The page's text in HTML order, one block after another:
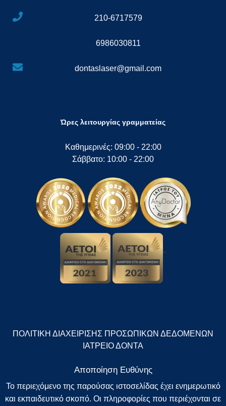
210-6717579
6986030811
dontaslaser@gmail.com
Ώρες λειτουργίας γραμματείας
Καθημερινές: 09:00 - 22:00
Σάββατο: 10:00 - 22:00
"
ΠΟΛΙΤΙΚΗ ΔΙΑΧΕΙΡΙΣΗΣ ΠΡΟΣΩΠΙΚΩΝ ΔΕΔΟΜΕΝΩΝ
ΙΑΤΡΕΙΟ ΔΟΝΤΑ
Αποποίηση Ευθύνης
Το περιεχόμενο της παρούσας ιστοσελίδας έχει ενημερωτικό
και εκπαιδευτικό σκοπό. Οι πληροφορίες που περιέχονται σε